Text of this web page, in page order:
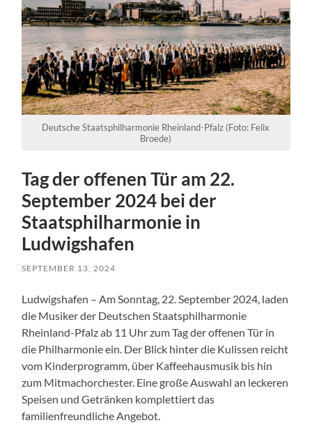
Deutsche Staatsphilharmonie Rheinland-Pfalz (Foto: Felix
Broede)
Tag der offenen Tür am 22.
September 2024 bei der
Staatsphilharmonie in
Ludwigshafen
SEPTEMBER 13, 2024
Ludwigshafen – Am Sonntag, 22. September 2024, laden
die Musiker der Deutschen Staatsphilharmonie
Rheinland-Pfalz ab 11 Uhr zum Tag der offenen Tür in
die Philharmonie ein. Der Blick hinter die Kulissen reicht
vom Kinderprogramm, über Kaffeehausmusik bis hin
zum Mitmachorchester. Eine große Auswahl an leckeren
Speisen und Getränken komplettiert das
familienfreundliche Angebot.